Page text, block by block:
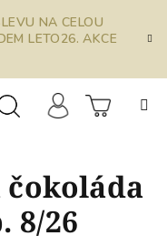
NA CELOU
LETO26. AKCE
košík
8/26